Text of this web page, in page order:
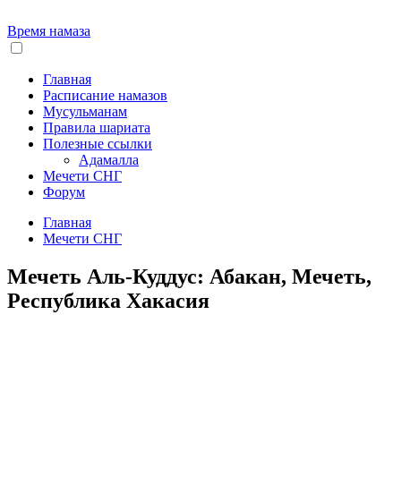
Время намаза
Главная
Расписание намазов
Мусульманам
Правила шариата
Полезные ссылки
Адамалла
Мечети СНГ
Форум
Главная
Мечети СНГ
Мечеть Аль-Куддус: Абакан, Мечеть,
Республика Хакасия